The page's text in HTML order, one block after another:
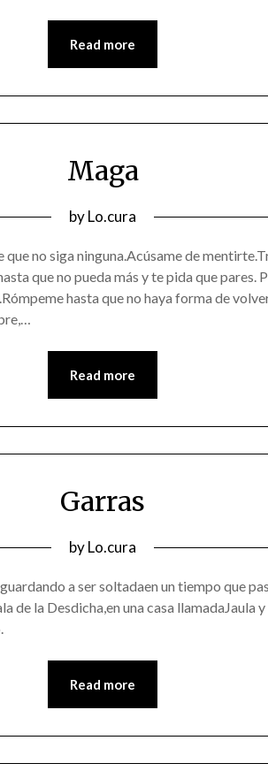
Read more
Maga
Posted
04/05/2016
byLo.cura
que no siga ninguna.Acúsame de
que no pueda más y te pida que pares.
hasta que no haya forma de
Read more
Garras
Posted
04/05/2016
byLo.cura
a ser soltadaen un tiempo que
de la Desdicha,en una casa llamadaJaula
Read more